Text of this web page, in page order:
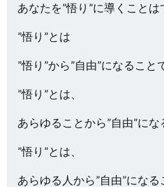
あなたを”悟り”に導くことは
”悟り”とは
”悟り”から”自由”になること
”悟り”とは、
あらゆることから”自由”にな
”悟り”とは、
あらゆる人から”自由”になる